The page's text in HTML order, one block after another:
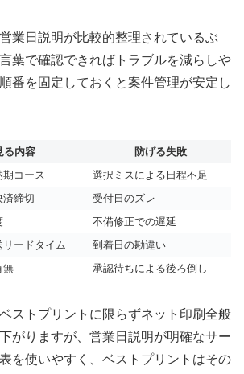
業日説明が比較的整理されているぶ
葉で確認できればトラブルを減らしや
番を固定しておくと案件管理が安定し
る内容
防げる失敗
期コース
選択ミスによる日程不足
済締切
受付日のズレ
不備修正での遅延
ードタイム
到着日の勘違い
無 承認待ちによる後ろ倒し
ストプリントに限らずネット印刷全般
がりますが、営業日説明が明確なサー
を使いやすく、ベストプリントはその